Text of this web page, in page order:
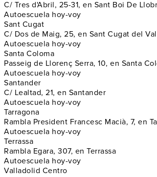
C/ Tres d'Abril, 25-31, en Sant Boi De
Autoescuela hoy-voy
Sant Cugat
C/ Dos de Maig, 25, en Sant Cugat del
Autoescuela hoy-voy
Santa Coloma
Passeig de Llorenç Serra, 10, en Santa
Autoescuela hoy-voy
Santander
C/ Lealtad, 21, en Santander
Autoescuela hoy-voy
Tarragona
Rambla President Francesc Macià, 7, en
Autoescuela hoy-voy
Terrassa
Rambla Egara, 307, en Terrassa
Autoescuela hoy-voy
Valladolid Centro